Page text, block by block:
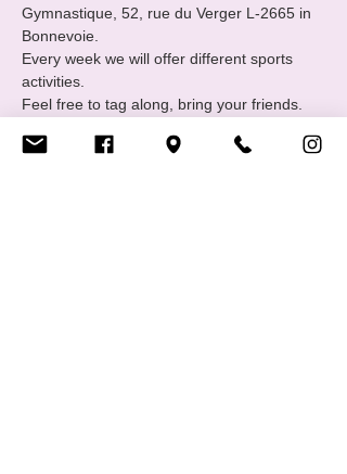
Gymnastique, 52, rue du Verger L-2665 in
Bonnevoie.
Every week we will offer different sports
activities.
Feel free to tag along, bring your friends.
https://www.cigale.lu/groupe-de-sport-lgbtiq